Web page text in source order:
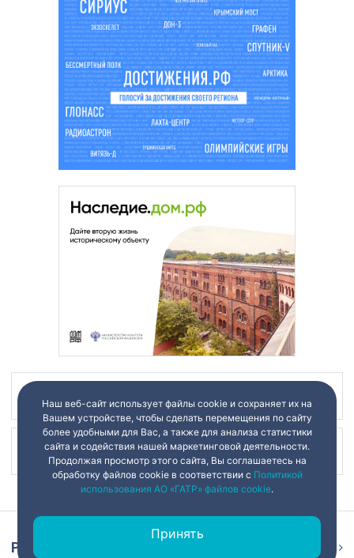
Наш канал в
Наш канал в
Репортаж
Наш веб-сайт использует файлы cookie и сохраняет их на
Вашем устройстве, чтобы сделать перемещения по сайту
более удобными для Вас, а также для анализа статистики
сайта и содействия нашей маркетинговой деятельности.
Продолжая просмотр этого сайта, Вы соглашаетесь на
обработку файлов cookie в соответствии с Политикой
использования АО «ГАТР» файлов cookie.
Принять